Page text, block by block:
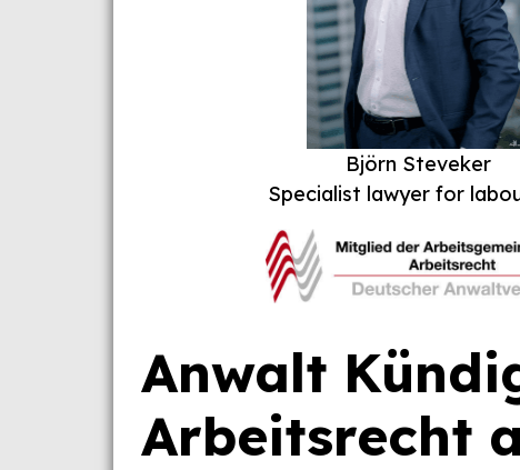
Björn Steveker
Specialist lawyer for
Anwalt
Arbeitsrecht